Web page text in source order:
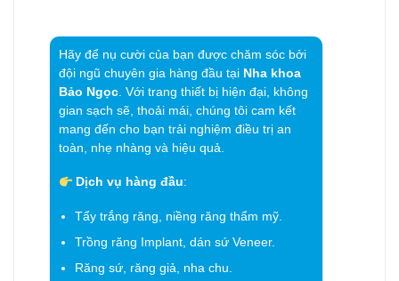
Hãy để nụ cười của bạn được chăm sóc bởi
đội ngũ chuyên gia hàng đầu tại Nha khoa
Bảo Ngọc . Với trang thiết bị hiện đại, không
gian sạch sẽ, thoải mái, chúng tôi cam kết
mang đến cho bạn trải nghiệm điều trị an
toàn, nhẹ nhàng và hiệu quả.
Dịch vụ hàng đầu:
Tẩy trắng răng, niềng răng thẩm mỹ.
Trồng răng Implant, dán sứ Veneer.
Răng sứ, răng giả, nha chu.